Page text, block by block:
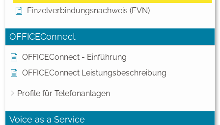
Einzelverbindungsnachweis (EVN)
OFFICEConnect
OFFICEConnect - Einführung
OFFICEConnect Leistungsbeschreibung
Profile für Telefonanlagen
Voice as a Service